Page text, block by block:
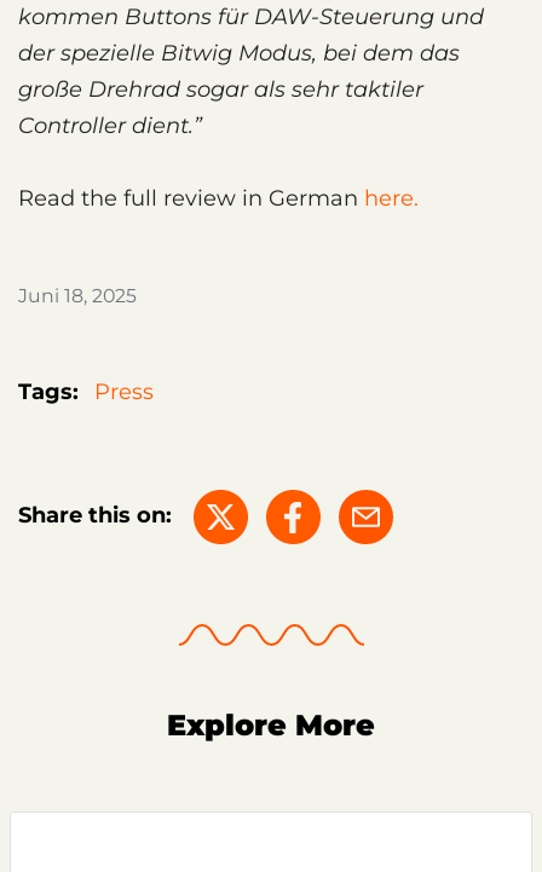
kommen Buttons für DAW-Steuerung und
der spezielle Bitwig Modus, bei dem das
große Drehrad sogar als sehr taktiler
Controller dient.”
Read the full review in German here.
Juni 18, 2025
Tags: Press
Share this on:
Explore More